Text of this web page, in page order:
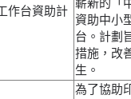
作台資助計
嶄新的「
資助中小
台。計劃
措施，改
生。
為了協助